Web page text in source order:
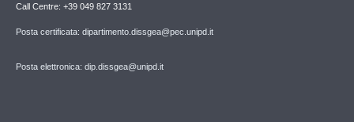
Call Centre: +39 049 827 3131
Posta certificata: dipartimento.dissgea@pec.unipd.it
Posta elettronica: dip.dissgea@unipd.it